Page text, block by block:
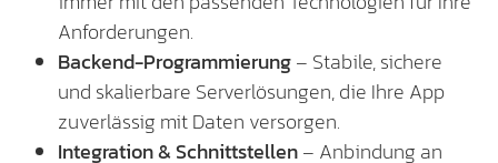
Anforderungen.
Backend-Programmierung– Stabile, sichere
und skalierbare Serverlösungen, die Ihre App
zuverlässig mit Daten versorgen.
Integration & Schnittstellen– Anbindung an